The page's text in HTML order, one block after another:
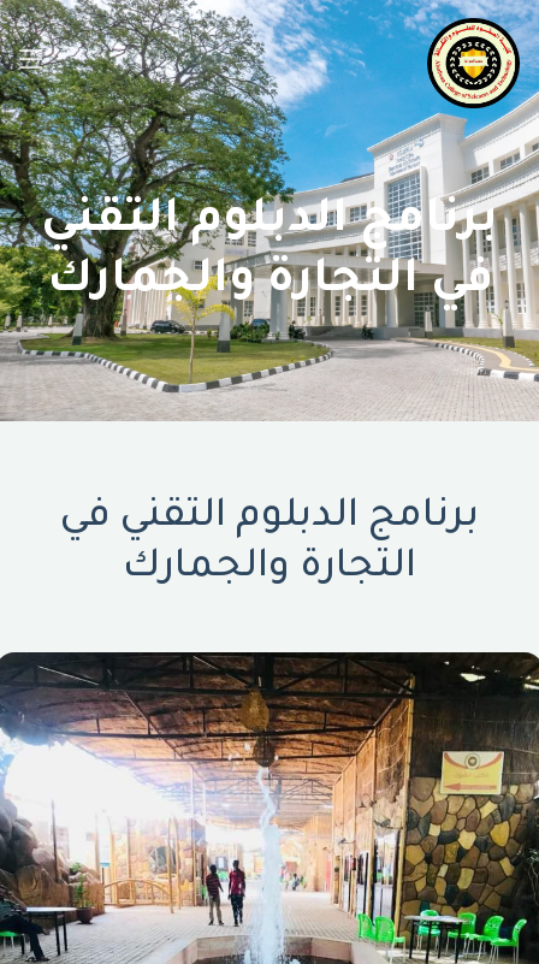
برنامج الدبلوم التقني
في التجارة والجمارك
برنامج الدبلوم التقني في
التجارة والجمارك